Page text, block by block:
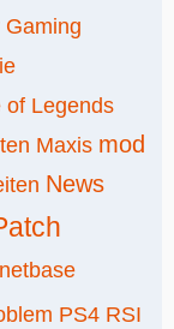
Gaming
of Legends
Maxis mod
News
PS4 RSI